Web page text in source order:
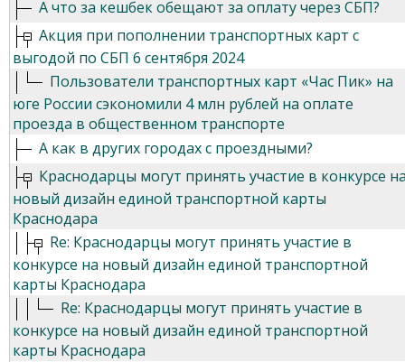
А что за кешбек обещают за оплату через СБП?
Акция при пополнении транспортных карт с
выгодой по СБП 6 сентября 2024
Пользователи транспортных карт «Час Пик» на
юге России сэкономили 4 млн рублей на оплате
проезда в общественном транспорте
А как в других городах с проездными?
Краснодарцы могут принять участие в конкурсе
новый дизайн единой транспортной карты
Краснодара
Re: Краснодарцы могут принять участие в
конкурсе на новый дизайн единой транспортной
карты Краснодара
Re: Краснодарцы могут принять участие в
конкурсе на новый дизайн единой транспортной
карты Краснодара